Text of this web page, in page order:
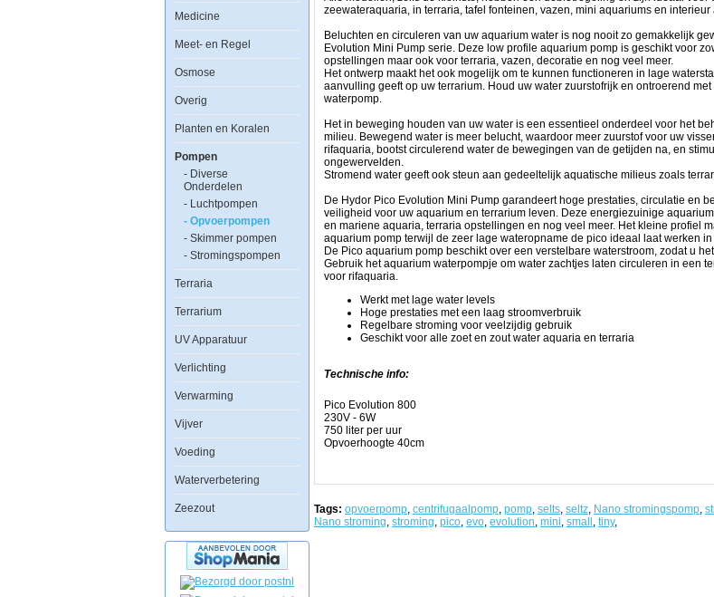
Medicine
Meet- en Regel
Osmose
Overig
Planten en Koralen
Pompen
- Diverse
Onderdelen
- Luchtpompen
- Opvoerpompen
- Skimmer pompen
- Stromingspompen
Terraria
Terrarium
UV Apparatuur
Verlichting
Verwarming
Vijver
Voeding
Waterverbetering
Zeezout
veiligheid.
modellen,
zelfs
de
kleinste,
hebben
een
debietregeling
en
zijn
ideaal
voor
toepassingen
tropische-
en
zeewateraquaria,
terraria,
tafel
fonteinen,
aquariums
interieur
Beluchten
circuleren
van
uw
aquarium
water
nooit
gemakkelijk
geweest
zeewateraquaria, in terraria, tafel fonteinen, vazen, mini aquariums en interieur
Beluchten en circuleren van uw aquarium water is nog nooit zo gemakkelijk
Evolution Mini Pump serie. Deze low profile aquarium pomp is geschikt voor
opstellingen maar ook voor terraria, vazen, decoratie en nog veel meer.
Het ontwerp maakt het ook mogelijk om te kunnen functioneren in lage
aanvulling geeft op uw terrarium. Houd uw water zuurstofrijk en ontroerend
waterpomp.
Het in beweging houden van uw water is een essentieel onderdeel voor het
milieu. Bewegend water is meer belucht, waardoor meer zuurstof voor uw
rifaquaria, bootst circulerend water de bewegingen van de getijden na, en
ongewervelden.
Stromend water geeft ook steun aan gedeeltelijk aquatische milieus zoals
De Hydor Pico Evolution Mini Pump garandeert hoge prestaties, circulatie en
veiligheid voor uw aquarium en terrarium leven. Deze energiezuinige
en mariene aquaria, terraria opstellingen en nog veel meer. Het kleine profiel
aquarium pomp terwijl de zeer lage wateropname de pico ideaal laat werken
De Pico aquarium pomp beschikt over een verstelbare waterstroom, zodat u
Gebruik het aquarium waterpompje om water zachtjes laten circuleren in een
voor rifaquaria.
Werkt met lage water levels
Hoge prestaties met een laag stroomverbruik
Regelbare stroming voor veelzijdig gebruik
Geschikt voor alle zoet en zout water aquaria en terraria
Technische info:
Pico Evolution 800
230V - 6W
750 liter per uur
Opvoerhoogte 40cm
Tags: opvoerpomp, centrifugaalpomp, pomp, selts, seltz, Nano stromingspomp,
Nano stroming, stroming, pico, evo, evolution, mini, small , tiny,